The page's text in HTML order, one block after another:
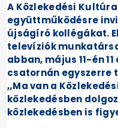
A Közlekedési
együttműködésre
újságíró kollégákat.
televíziók
abban, május 11-én
csatornán egyszerre
„Ma van a
közlekedésben
közlekedésben is